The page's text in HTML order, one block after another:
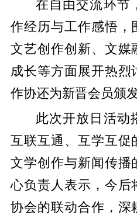
在自由交流环节
作经历与工作感悟，
文艺创作创新、文媒
成长等方面展开热烈
作协还为新晋会员颁
此次开放日活动
互联互通、互学互促
文学创作与新闻传播
心负责人表示，今后
协会的联动合作， 深